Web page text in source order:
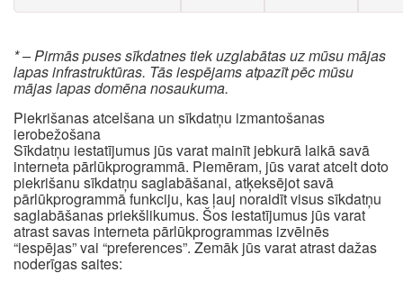
* – Pirmās puses sīkdatnes tiek uzglabātas uz mūsu mājas
lapas infrastruktūras. Tās iespējams atpazīt pēc mūsu
mājas lapas domēna nosaukuma.
Piekrišanas atcelšana un sīkdatņu izmantošanas
ierobežošana
Sīkdatņu iestatījumus jūs varat mainīt jebkurā laikā savā
interneta pārlūkprogrammā. Piemēram, jūs varat atcelt doto
piekrišanu sīkdatņu saglabāšanai, atķeksējot savā
pārlūkprogrammā funkciju, kas ļauj noraidīt visus sīkdatņu
saglabāšanas priekšlikumus. Šos iestatījumus jūs varat
atrast savas interneta pārlūkprogrammas izvēlnēs
“iespējas” vai “preferences”. Zemāk jūs varat atrast dažas
noderīgas saites: